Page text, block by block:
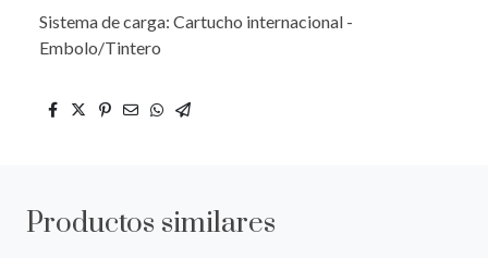
Sistema de carga: Cartucho internacional -
Embolo/Tintero
Productos similares